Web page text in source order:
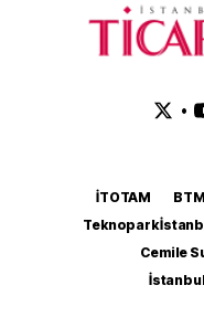
•
İTOTAM BTM
Teknopark
Cemile